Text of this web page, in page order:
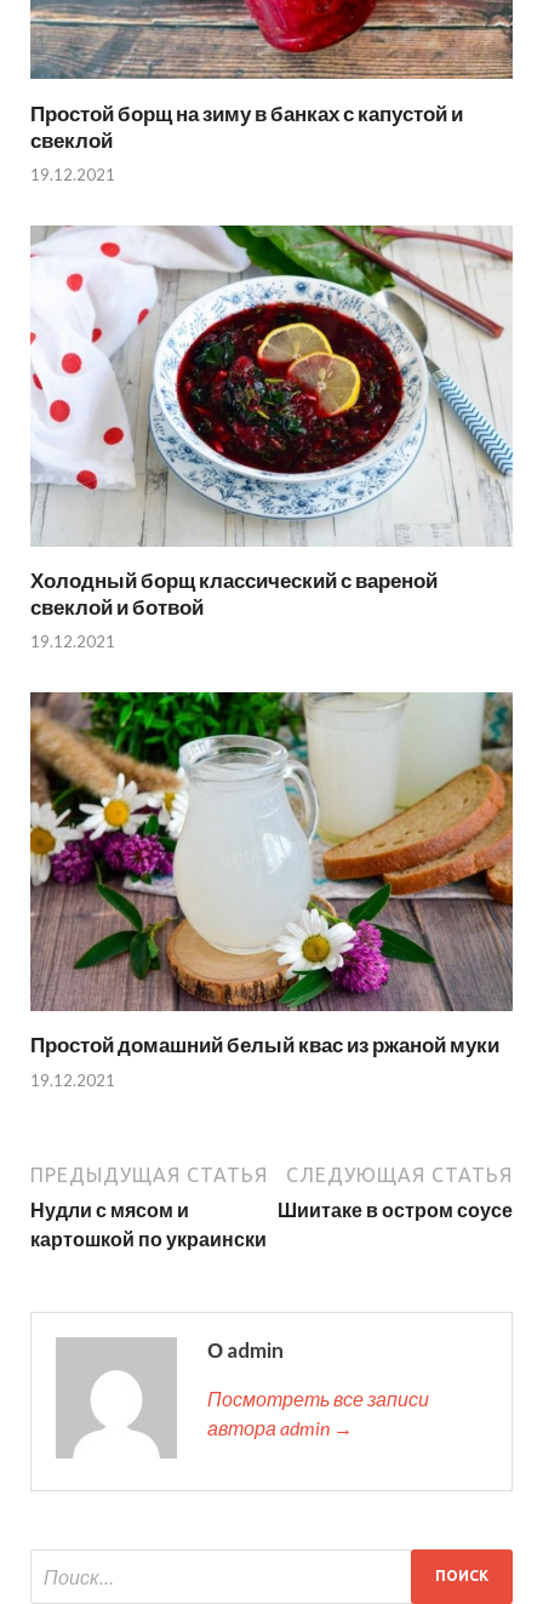
Простой борщ на зиму в банках с капустой и
свеклой
19.12.2021
Холодный борщ классический с вареной
свеклой и ботвой
19.12.2021
Простой домашний белый квас из ржаной муки
19.12.2021
ПРЕДЫДУЩАЯ СТАТЬЯ
Нудли с мясом и
картошкой по украински
СЛЕДУЮЩАЯ СТАТЬЯ
Шиитаке в остром соусе
О admin
Посмотреть все записи
автора admin →